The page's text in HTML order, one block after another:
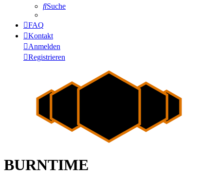
Suche
FAQ
Kontakt
Anmelden
Registrieren
BURNTIME